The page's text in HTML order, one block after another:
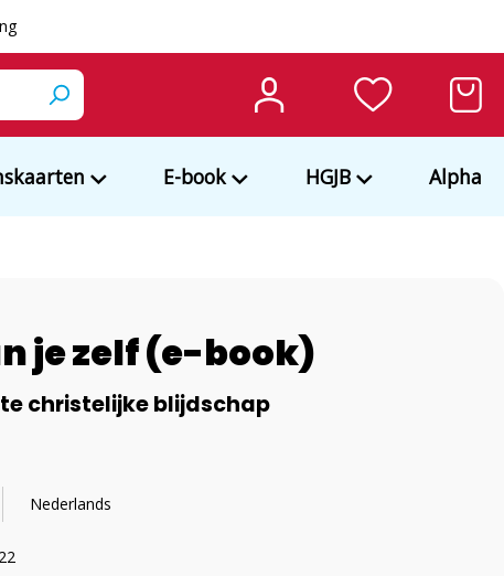
E-book HGJB Alpha
je zelf (e-book)
christelijke blijdschap
Nederlands